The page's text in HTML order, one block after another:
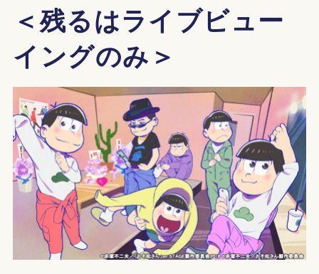
＜残るはライブビュー
イングのみ＞